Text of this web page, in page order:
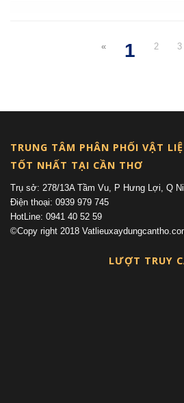
«
1
2 3
TRUNG TÂM PHÂN PHỐI VẬT
TỐT NHẤT TẠI CẦN THƠ
Trụ sở: 278/13A Tầm Vu, P Hưng Lợi, Q
Điện thoại: 0939 979 745
HotLine: 0941 40 52 59
©Copy right 2018
LƯỢT TRUY